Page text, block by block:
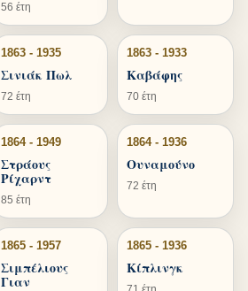
56 έτη
1863 - 1935
Σινιάκ Πωλ
72 έτη
1863 - 1933
Καβάφης
70 έτη
1864 - 1949
Στράους
Ρίχαρντ
85 έτη
1864 - 1936
Ουναμούνο
72 έτη
1865 - 1957
Σιμπέλιους
Γιαν
1865 - 1936
Κίπλινγκ